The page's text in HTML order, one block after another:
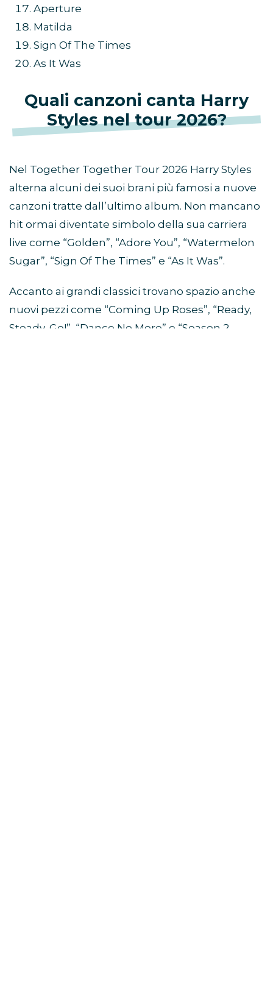
Aperture
Matilda
Sign Of The Times
As It Was
Quali canzoni canta Harry
Styles nel tour 2026?
Nel Together Together Tour 2026 Harry Styles
alterna alcuni dei suoi brani più famosi a nuove
canzoni tratte dall’ultimo album. Non mancano
hit ormai diventate simbolo della sua carriera
live come “Golden”, “Adore You”, “Watermelon
Sugar”, “Sign Of The Times” e “As It Was”.
Accanto ai grandi classici trovano spazio anche
nuovi pezzi come “Coming Up Roses”, “Ready,
Steady, Go!”, “Dance No More” e “Season 2